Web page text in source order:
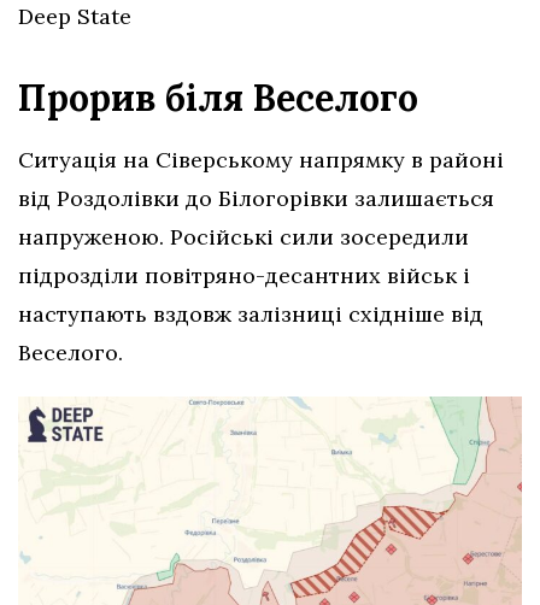
Deep State
Прорив біля Веселого
Ситуація на Сіверському напрямку в районі
від Роздолівки до Білогорівки залишається
напруженою. Російські сили зосередили
підрозділи повітряно-десантних військ і
наступають вздовж залізниці східніше від
Веселого.